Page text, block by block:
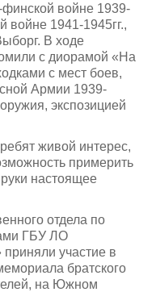
войне 1939-
войне 1941-1945гг.,
В ходе
с диорамой «На
с мест боев,
Армии 1939-
экспозицией
живой интерес,
примерить
настоящее
отдела по
ГБУ ЛО
участие в
братского
на Южном